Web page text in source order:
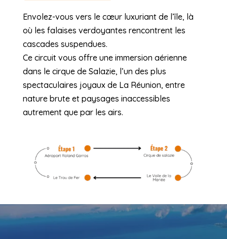
Envolez-vous vers le cœur luxuriant de l’île, là
où les falaises verdoyantes rencontrent les
cascades suspendues.
Ce circuit vous offre une immersion aérienne
dans le cirque de Salazie, l’un des plus
spectaculaires joyaux de La Réunion, entre
nature brute et paysages inaccessibles
autrement que par les airs.